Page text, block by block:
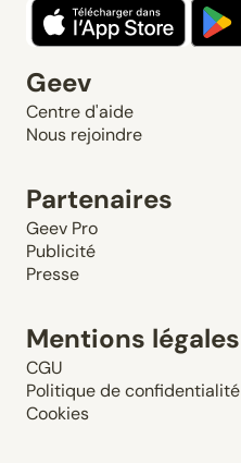
Geev
Centre d'aide
Nous rejoindre
Partenaires
Geev Pro
Publicité
Presse
Mentions légales
CGU
Politique de confidentialité
Cookies